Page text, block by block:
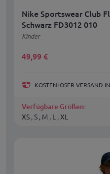
Nike Sportswear Club
Schwarz FD3012 010
Kinder
49,99 €
KOSTENLOSER VERSAND
Verfügbare Größen:
XS , S , M , L , XL